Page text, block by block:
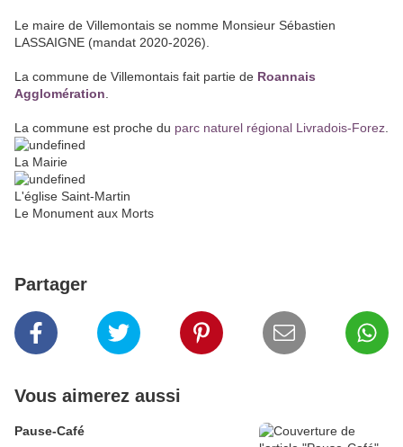
Le maire de Villemontais se nomme Monsieur Sébastien
LASSAIGNE (mandat 2020-2026).
La commune de Villemontais fait partie de Roannais
Agglomération
La commune est proche du parc naturel régional Livradois-Forez
La Mairie
L'église Saint-Martin
Le Monument aux Morts
Partager
Vous aimerez aussi
Pause-Café